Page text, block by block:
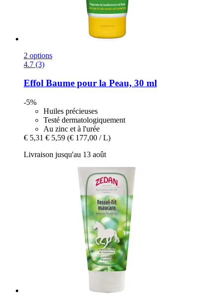
2 options
4.7 (3)
Effol Baume pour la Peau, 30 ml
-5%
Huiles précieuses
Testé dermatologiquement
Au zinc et à l'urée
€ 5,31 € 5,59 (€ 177,00 / L)
Livraison jusqu'au 13 août